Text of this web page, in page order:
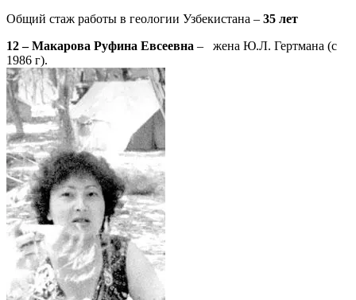
Общий стаж работы в геологии Узбекистана – 35 лет
12 – Макарова Руфина Евсеевна – жена Ю.Л. Гертмана (с
1986 г).